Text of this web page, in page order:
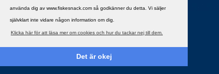
använda dig av www.fiskesnack.com så godkänner du detta. Vi säljer
självklart inte vidare någon information om dig.
Klicka här för att läsa mer om cookies och hur du tackar nej till dem.
Det är okej